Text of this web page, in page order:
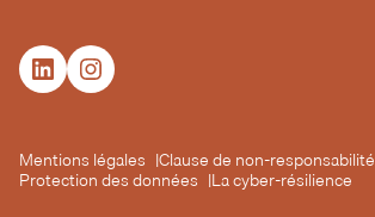
Mentions légales Clause de non-responsabilité
Protection des données La cyber-résilience